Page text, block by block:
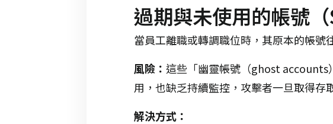
過期與未使用的帳號
當員工離職或轉調職位時，其原本的帳
風險： 這些「幽靈帳號（ghost accounts
用，也缺乏持續監控，攻擊者一旦取得存
解決方式：